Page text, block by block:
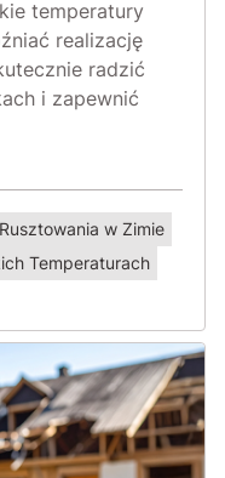
temperatury
realizację
radzić
i zapewnić
Rusztowania w Zimie
Temperaturach